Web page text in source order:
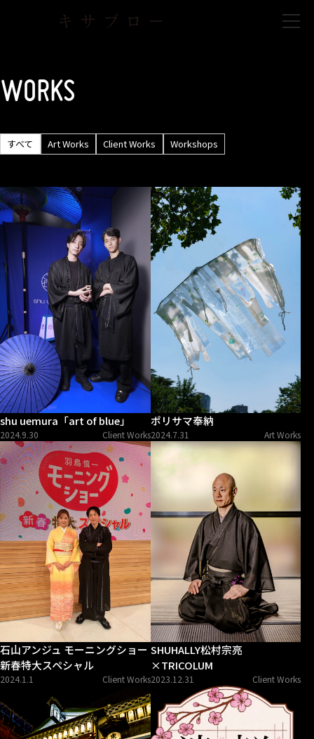
WORKS
すべて Art Works Client Works Workshops
shu uemura「art of blue」
2024.9.30 Client Works
ポリサマ奉納
2024.7.31 Art Works
石山アンジュ モーニングショー
新春特大スペシャル
2024.1.1 Client Works
SHUHALLY松村宗亮
×TRICOLUM
2023.12.31 Client Works